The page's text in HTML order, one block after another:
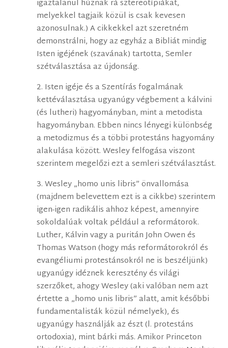
igaztalanul húznak rá sztereotípiákat,
melyekkel tagjaik közül is csak kevesen
azonosulnak.) A cikkekkel azt szeretném
demonstrálni, hogy az egyház a Bibliát mindig
Isten igéjének (szavának) tartotta, Semler
szétválasztása az újdonság.
2. Isten igéje és a Szentírás fogalmának
kettéválasztása ugyanúgy végbement a kálvini
(és lutheri) hagyományban, mint a metodista
hagyományban. Ebben nincs lényegi különbség
a metodizmus és a többi protestáns hagyomány
alakulása között. Wesley felfogása viszont
szerintem megelőzi ezt a semleri szétválasztást.
3. Wesley „homo unis libris” önvallomása
(majdnem belevettem ezt is a cikkbe) szerintem
igen-igen radikális ahhoz képest, amennyire
sokoldalúak voltak például a reformátorok.
Luther, Kálvin vagy a puritán John Owen és
Thomas Watson (hogy más reformátorokról és
evangéliumi protestánsokról ne is beszéljünk)
ugyanúgy idéznek keresztény és világi
szerzőket, ahogy Wesley (aki valóban nem azt
értette a „homo unis libris” alatt, amit későbbi
fundamentalisták közül némelyek), és
ugyanúgy használják az észt (l. protestáns
ortodoxia), mint bárki más. Amikor Princeton